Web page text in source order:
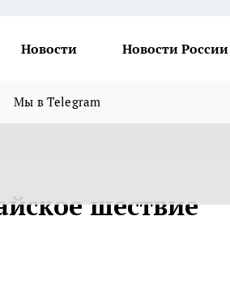
Новости Новости России
Мы в Telegram
шествие